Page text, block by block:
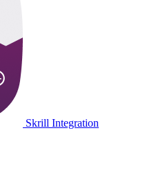
Skrill Integration